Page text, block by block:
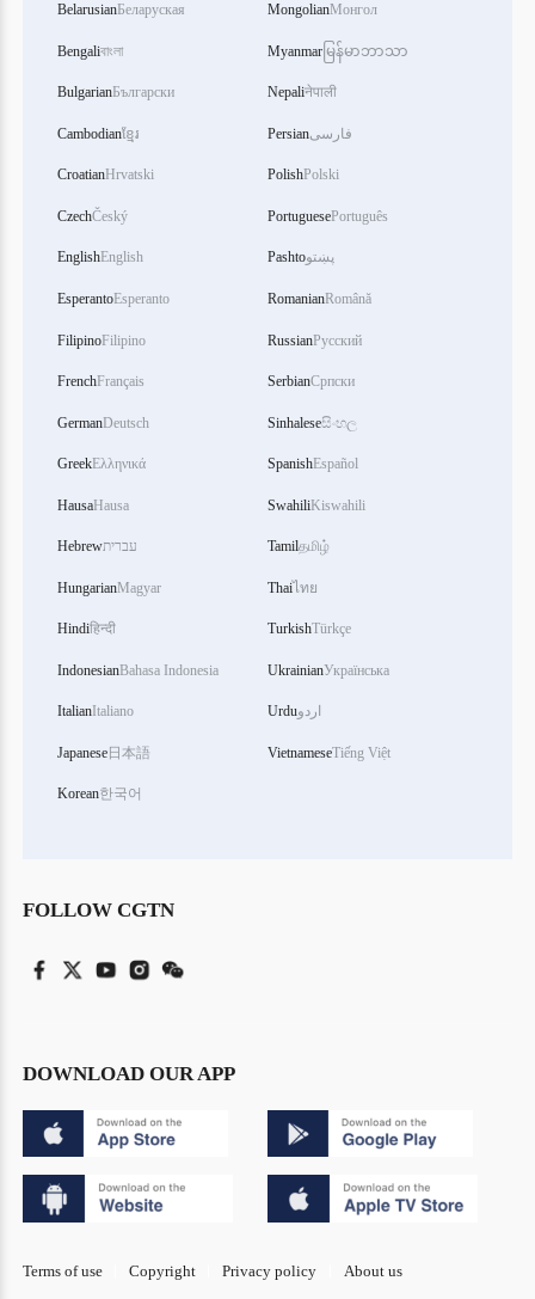
BelarusianБеларуская
Bengaliবাংলা
BulgarianБългарски
Cambodianខ្មែរ
CroatianHrvatski
CzechČeský
EnglishEnglish
EsperantoEsperanto
FilipinoFilipino
FrenchFrançais
GermanDeutsch
GreekΕλληνικά
HausaHausa
Hebrewעברית
HungarianMagyar
Hindiहिन्दी
IndonesianBahasa Indonesia
ItalianItaliano
Japanese日本語
Korean한국어
MongolianМонгол
Myanmar မြန်မာဘာသာ
Nepaliनेपाली
Persianفارسی
PolishPolski
PortuguesePortuguês
Pashtoپښتو
RomanianRomână
RussianРусский
SerbianСрпски
Sinhaleseසිංහල
SpanishEspañol
SwahiliKiswahili
Tamilதமிழ்
Thaiไทย
TurkishTürkçe
UkrainianУкраїнська
Urduاردو
VietnameseTiếng Việt
FOLLOW CGTN
DOWNLOAD OUR APP
Terms of use Copyright Privacy policy About us